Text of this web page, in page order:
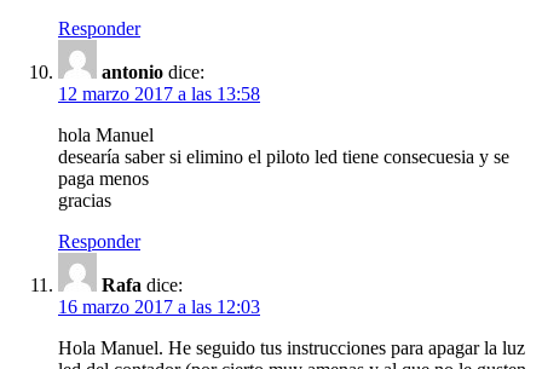
Responder
antonio dice:
12 marzo 2017 a las 13:58
hola Manuel
desearía saber si elimino el piloto led tiene consecuesia y se
paga menos
gracias
Responder
Rafa dice:
16 marzo 2017 a las 12:03
Hola Manuel. He seguido tus instrucciones para apagar la luz